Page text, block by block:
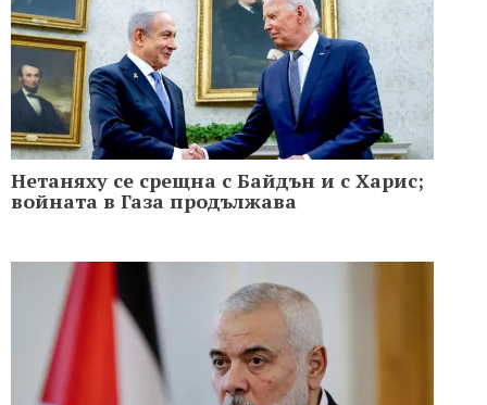
Нетаняху се срещна с Байдън и с Харис;
войната в Газа продължава